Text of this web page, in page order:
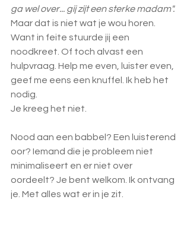
ga wel over... gij zijt een sterke madam".
Maar dat is niet wat je wou horen.
Want in feite stuurde jij een
noodkreet. Of toch alvast een
hulpvraag. Help me even, luister even,
geef me eens een knuffel. Ik heb het
nodig.
Je kreeg het niet.
Nood aan een babbel? Een luisterend
oor? Iemand die je probleem niet
minimaliseert en er niet over
oordeelt? Je bent welkom. Ik ontvang
je. Met alles wat er in je zit.